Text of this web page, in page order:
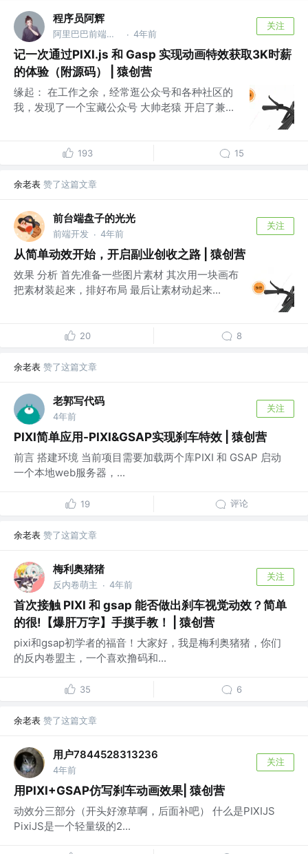
程序员阿辉
阿里巴巴前端螺丝手 @程序员阿辉 · 4年前
关注
记一次通过PIXI.js 和 Gasp 实现动画特效获取3K时薪
的体验（附源码） | 猿创营
缘起： 在工作之余，经常逛公众号和各种社区的
我，发现了一个宝藏公众号 大帅老猿 开启了兼...
193 15
余老表 赞了这篇文章
前台端盘子的光光
前端开发 · 4年前
关注
从简单动效开始，开启副业创收之路 | 猿创营
效果 分析 首先准备一些图片素材 其次用一块画布
把素材装起来，排好布局 最后让素材动起来...
20 8
余老表 赞了这篇文章
老郭写代码
4年前
关注
PIXI简单应用-PIXI&GSAP实现刹车特效 | 猿创营
前言 搭建环境 当前项目需要加载两个库PIXI 和 GSAP 启动
一个本地web服务器，...
19 评论
余老表 赞了这篇文章
梅利奥猪猪
反内卷萌主 · 4年前
关注
首次接触 PIXI 和 gsap 能否做出刹车视觉动效？简单
的很!【爆肝万字】手摸手教！ | 猿创营
pixi和gsap初学者的福音！大家好，我是梅利奥猪猪，你们
的反内卷盟主，一个喜欢撸码和...
35 6
余老表 赞了这篇文章
用户7844528313236
4年前
关注
用PIXI+GSAP仿写刹车动画效果| 猿创营
动效分三部分（开头好潦草啊，后面补吧） 什么是PIXIJS
PixiJS是一个轻量级的2...